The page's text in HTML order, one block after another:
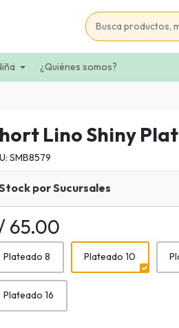
¿Quiénes somos?
Lino Shiny
SMB8579
por Sucursales
65.00
Plateado 8 Plateado 10
Plateado 16